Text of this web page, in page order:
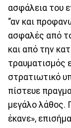
ασφάλεια του
“αν και
ασφαλές από
και από την
τραυματισμός
στρατιωτικό
πίστευε
μεγάλο λάθος.
έκανε»,